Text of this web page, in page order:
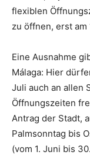
flexiblen
zu öffnen, erst am
Eine Ausnahme
Málaga: Hier
Juli auch an allen
Öffnungszeiten
Antrag der Stadt,
Palmsonntag bis
(vom 1. Juni bis